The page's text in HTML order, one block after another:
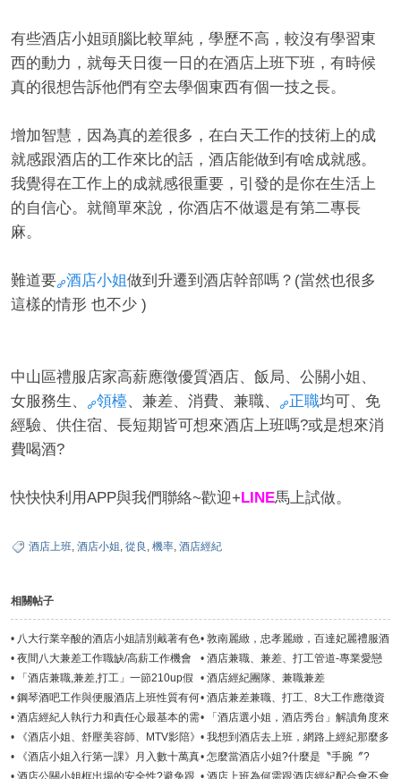
有些酒店小姐頭腦比較單純，學歷不高，較沒有學習東
西的動力，就每天日復一日的在酒店上班下班，有時候
真的很想告訴他們有空去學個東西有個一技之長。
增加智慧，因為真的差很多，在白天工作的技術上的成
就感跟酒店的工作來比的話，酒店能做到有啥成就感。
我覺得在工作上的成就感很重要，引發的是你在生活上
的自信心。就簡單來說，你酒店不做還是有第二專長
麻。
難道要 酒店小姐做到升遷到酒店幹部嗎？(當然也很多
這樣的情形 也不少 )
中山區禮服店家高薪應徵優質酒店、飯局、公關小姐、
女服務生、
領檯、兼差、消費、兼職、 正職均可、免
經驗、供住宿、長短期皆可想來酒店上班嗎?或是想來消
費喝酒?
快快快利用APP與我們聯絡~歡迎+LINE馬上試做。
酒店上班, 酒店小姐, 從良 , 機率, 酒店經紀
相關帖子
• 八大行業辛酸的酒店小姐請別戴著有色
眼鏡看待
• 敦南麗緻，忠孝麗緻，百達妃麗禮服酒
店上班快速累積財富
• 夜間八大兼差工作職缺/高薪工作機會
－找工作就上愛戀酒店經紀
• 酒店兼職、兼差、打工管道-專業愛戀
酒店經紀團隊
•
「酒店兼職,兼差,打工」一節210up假
日午班晚班可短期
• 酒店經紀團隊、兼職兼差
LINE:0988067078-愛戀娛樂集團
• 鋼琴酒吧工作與便服酒店上班性質有何
不同?
• 酒店兼差兼職、打工、8大工作應徵資
訊!
• 酒店經紀人執行力和責任心最基本的需
求
•
「酒店選小姐，酒店秀台」解讀角度來
看，酒店是一種高級娛樂場所
•
《酒店小姐、舒壓美容師、MTV影陪》
午茶聊天美媚應徵職務類別
• 我想到酒店去上班，網路上經紀那麼多
找哪一家比較好？
•
《酒店小姐入行第一課》月入數十萬真
是那麼好賺嗎？
• 怎麼當酒店小姐?什麼是〝手腕〞?
• 酒店公關小姐框出場的安全性?避免跟 • 酒店上班為何需跟酒店經紀配合會不會